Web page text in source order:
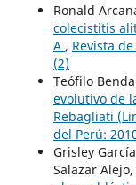
Ronald
colecistitis
A , Revista
(2)
Teófilo
evolutivo de
Rebagliati
del Perú:
Grisley
Salazar